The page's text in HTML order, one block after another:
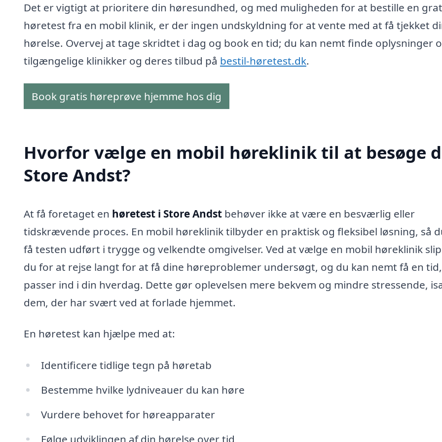
Det er vigtigt at prioritere din høresundhed, og med muligheden for at bestille en
høretest fra en mobil klinik, er der ingen undskyldning for at vente med at få tjekket
hørelse. Overvej at tage skridtet i dag og book en tid; du kan nemt finde oplysninger
tilgængelige klinikker og deres tilbud på bestil-høretest.dk.
Book gratis høreprøve hjemme hos dig
Hvorfor vælge en mobil høreklinik til at besøge
Store Andst?
At få foretaget en høretest i Store Andst behøver ikke at være en besværlig eller
tidskrævende proces. En mobil høreklinik tilbyder en praktisk og fleksibel løsning, så
få testen udført i trygge og velkendte omgivelser. Ved at vælge en mobil høreklinik
du for at rejse langt for at få dine høreproblemer undersøgt, og du kan nemt få en
passer ind i din hverdag. Dette gør oplevelsen mere bekvem og mindre stressende,
dem, der har svært ved at forlade hjemmet.
En høretest kan hjælpe med at:
Identificere tidlige tegn på høretab
Bestemme hvilke lydniveauer du kan høre
Vurdere behovet for høreapparater
Følge udviklingen af din hørelse over tid